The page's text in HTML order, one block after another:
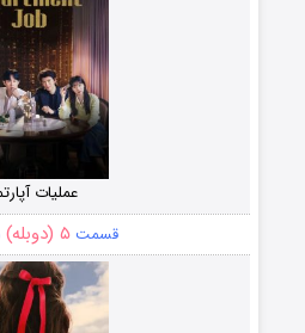
عملیات
قسمت ۵ (دوبله)